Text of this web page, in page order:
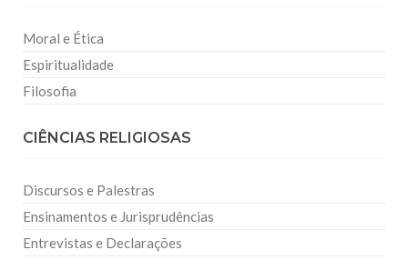
Moral e Ética
Espiritualidade
Filosofia
CIÊNCIAS RELIGIOSAS
Discursos e Palestras
Ensinamentos e Jurisprudências
Entrevistas e Declarações